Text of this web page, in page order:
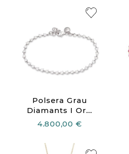
Polsera Grau
Diamants I Or...
4.800,00 €